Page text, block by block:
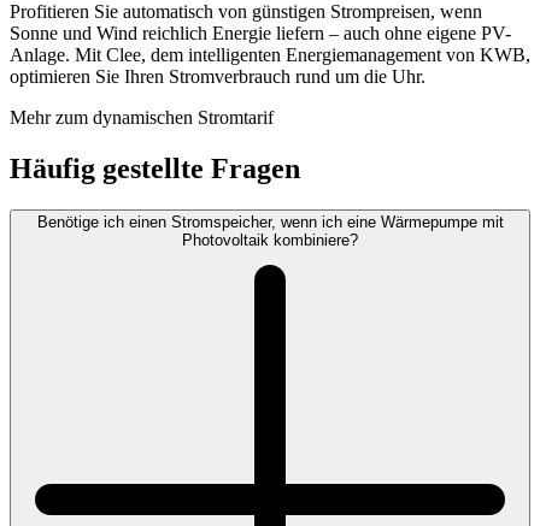
Profitieren Sie automatisch von günstigen Strompreisen, wenn
Sonne und Wind reichlich Energie liefern – auch ohne eigene PV-
Anlage. Mit Clee, dem intelligenten Energiemanagement von KWB,
optimieren Sie Ihren Stromverbrauch rund um die Uhr.
Mehr zum dynamischen Stromtarif
Häufig gestellte Fragen
Benötige ich einen Stromspeicher, wenn ich eine Wärmepumpe mit
Photovoltaik kombiniere?